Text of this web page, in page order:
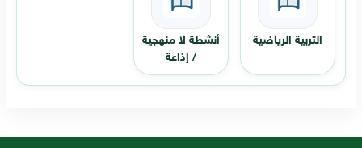
التربية الرياضية
أنشطة لا منهجية
/ إذاعة